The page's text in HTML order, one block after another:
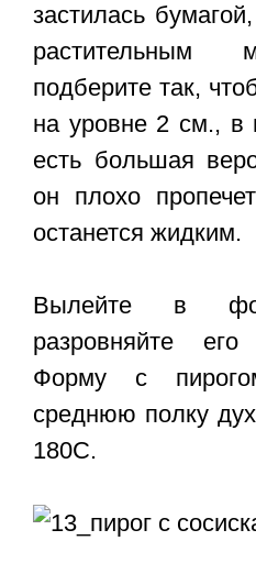
застилась
растительным
подберите так,
на уровне 2 см., в
есть большая
он плохо
останется жидким.
Вылейте в
разровняйте
Форму с
среднюю полку
180С.